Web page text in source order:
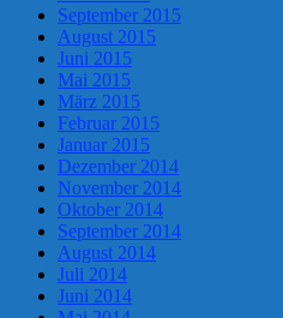
September 2015
August 2015
Juni 2015
Mai 2015
März 2015
Februar 2015
Januar 2015
Dezember 2014
November 2014
Oktober 2014
September 2014
August 2014
Juli 2014
Juni 2014